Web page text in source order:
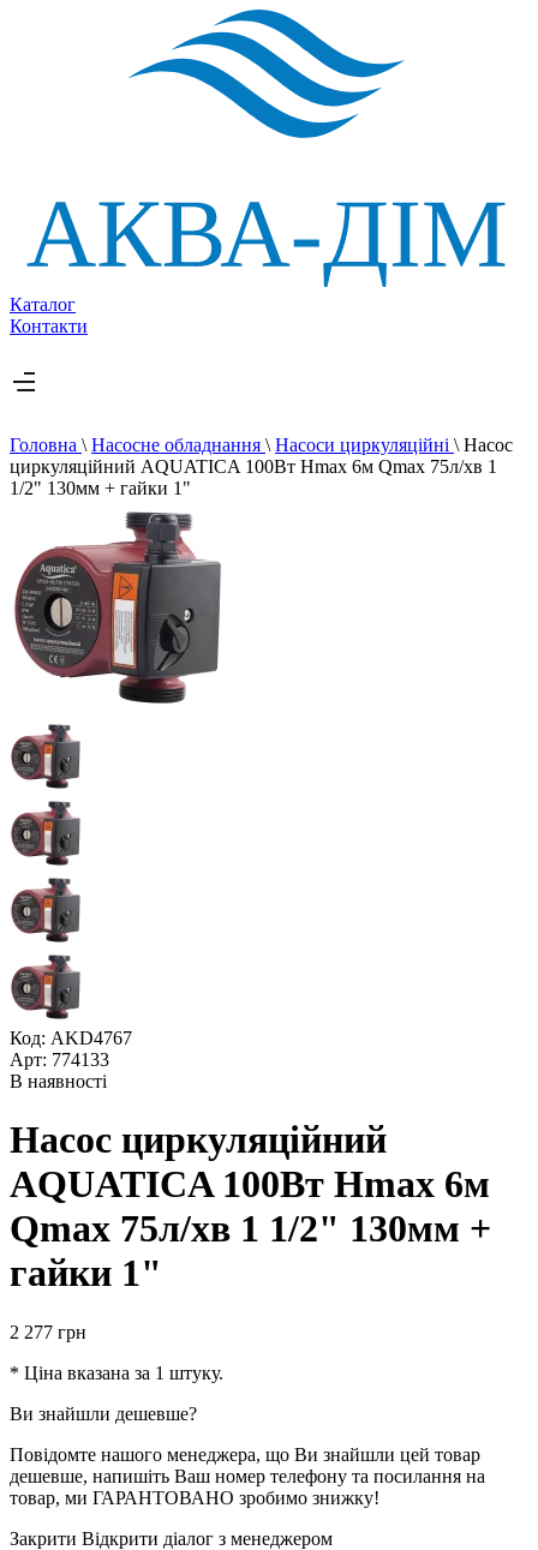
Каталог
Контакти
Головна \ Насосне обладнання \ Насоси циркуляційні \ Насос
циркуляційний AQUATICA 100Вт Hmax 6м Qmax 75л/хв 1
1/2" 130мм + гайки 1"
Код: AKD4767
Арт: 774133
В наявності
Насос циркуляційний
AQUATICA 100Вт Hmax 6м
Qmax 75л/хв 1 1/2" 130мм +
гайки 1"
2 277 грн
* Ціна вказана за 1 штуку.
Ви знайшли дешевше?
Повідомте нашого менеджера, що Ви знайшли цей товар
дешевше, напишіть Ваш номер телефону та посилання на
товар, ми ГАРАНТОВАНО зробимо знижку!
Закрити Відкрити діалог з менеджером